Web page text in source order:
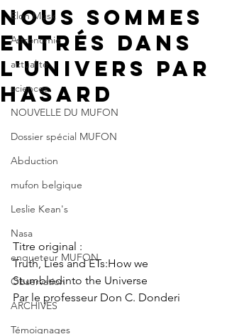
Elon Musk
Astronomie
actualité
sciences
NOUVELLE DU MUFON
Dossier spécial MUFON
Abduction
mufon belgique
Leslie Kean's
Nasa
enqueteur MUFON
Observation
ARCHIVES
Témoignages
nous sommes
entrés dans
l'univers par
hasard
Titre original :
Truth, Lies and ETs:How we
Stumbledinto the Universe
Par le professeur Don C. Donderi